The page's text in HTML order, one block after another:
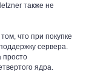
также не
что при покупке
сервера.
просто
ядра.